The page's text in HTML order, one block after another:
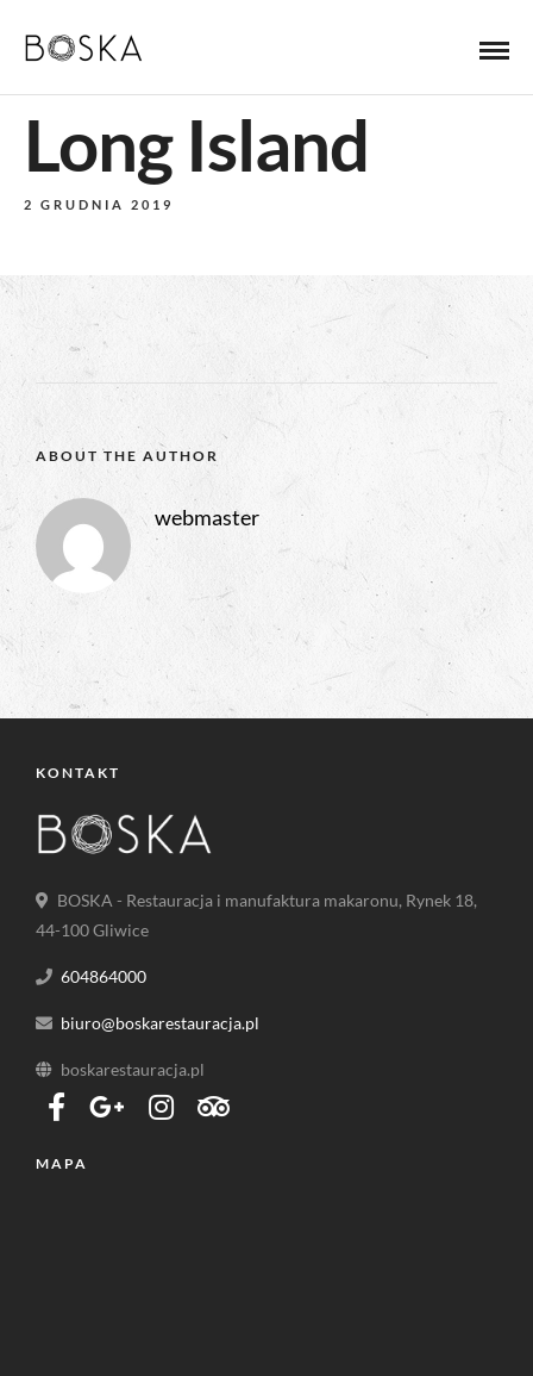
Long Island
2 GRUDNIA 2019
ABOUT THE AUTHOR
webmaster
KONTAKT
BOSKA - Restauracja i manufaktura makaronu, Rynek 18,
44-100 Gliwice
604864000
biuro@boskarestauracja.pl
boskarestauracja.pl
MAPA